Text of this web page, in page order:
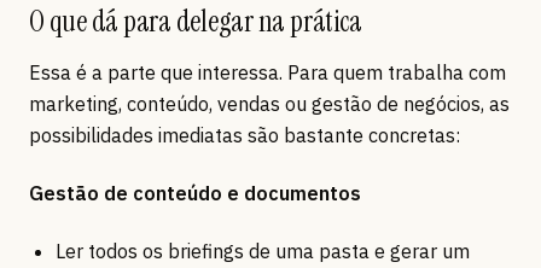
O que dá para delegar na prática
Essa é a parte que interessa. Para quem trabalha com
marketing, conteúdo, vendas ou gestão de negócios, as
possibilidades imediatas são bastante concretas:
Gestão de conteúdo e documentos
Ler todos os briefings de uma pasta e gerar um